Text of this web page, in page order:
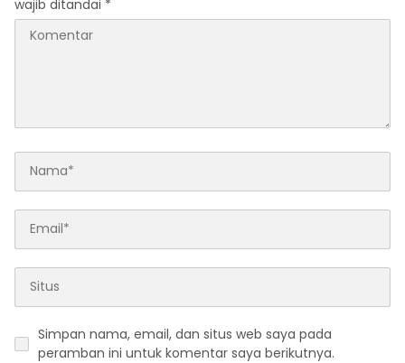
wajib ditandai *
Simpan nama, email, dan situs web saya pada
peramban ini untuk komentar saya berikutnya.